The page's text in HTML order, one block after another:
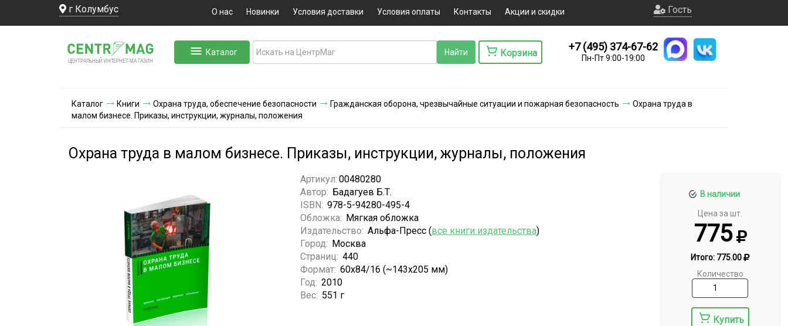
г Колумбус О нас Новинки Условия доставки Условия оплаты Контакты Акции и скидки Гость
ЦЕНТРАЛЬНЫЙ ИНТЕРНЕТ-МА ГАЗИН
Каталог Корзина
+7 (495) 374-67-62
Пн-Пт 9:00-19:00
Каталог Книги Охрана труда, обеспечение безопасности Гражданская оборона, чрезвычайные ситуации и пожарная безопасность
Охрана труда в
малом бизнесе. Приказы, инструкции, журналы, положения
Охрана труда в малом бизнесе. Приказы, инструкции, журналы, положения
В наличии
Цена за шт.
775
Итого: 775.00
Количество
Купить
Артикул: 00480280
Автор: Бадагуев Б.Т.
ISBN: 978-5-94280-495-4
Обложка: Мягкая обложка
Издательство: Альфа-Пресс (все книги издательства)
Город: Москва
Страниц: 440
Формат: 60x84/16 (~143х205 мм)
Год: 2010
Вес: 551 г